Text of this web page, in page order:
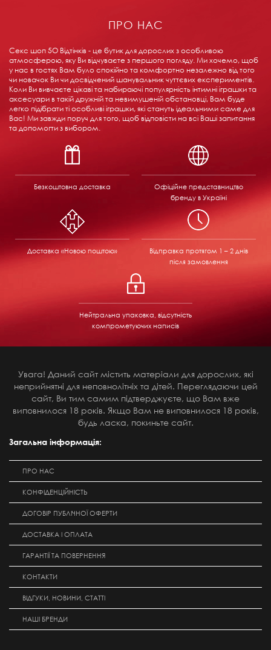
ПРО НАС
Секс шоп 5О Відтінків - це бутик для дорослих з особливою
атмосферою, яку Ви відчуваєте з першого погляду. Ми хочемо, щоб
у нас в гостях Вам було спокійно та комфортно незалежно від того
чи новачок Ви чи досвідчений шанувальник чуттєвих експериментів.
Коли Ви вивчаєте цікаві та набираючі популярність інтимні іграшки та
аксесуари в такій дружній та невимушеній обстановці, Вам буде
легко підібрати ті особливі іграшки, які стануть ідеальними саме для
Вас! Ми завжди поруч для того, щоб відповісти на всі Ваші запитання
та допомогти з вибором.
Безкоштовна доставка
Офіційне представництво
бренду в Україні
Доставка «Новою поштою» Відправка протягом 1 – 2 днів
після замовлення
Нейтральна упаковка, відсутність
компрометуючих написів
Увага! Даний сайт містить матеріали для дорослих, які
неприйнятні для неповнолітніх та дітей. Переглядаючи цей
сайт, Ви тим самим підтверджуєте, що Вам вже
виповнилося 18 років. Якщо Вам не виповнилося 18 років,
будь ласка, покиньте сайт.
Загальна інформація:
ПРО НАС
КОНФІДЕНЦІЙНІСТЬ
ДОГОВІР ПУБЛІЧНОЇ ОФЕРТИ
ДОСТАВКА І ОПЛАТА
ГАРАНТІЇ ТА ПОВЕРНЕННЯ
КОНТАКТИ
ВІДГУКИ, НОВИНИ, СТАТТІ
НАШІ БРЕНДИ